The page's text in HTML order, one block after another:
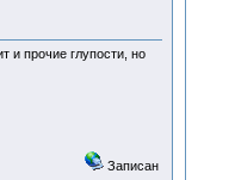
и прочие глупости, но
Записан